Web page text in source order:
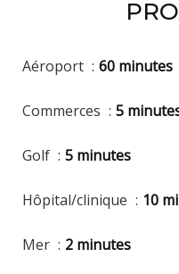
Aéroport 60 minutes
Commerces 5
Golf 5 minutes
Hôpital/clinique 10
Mer 2 minutes